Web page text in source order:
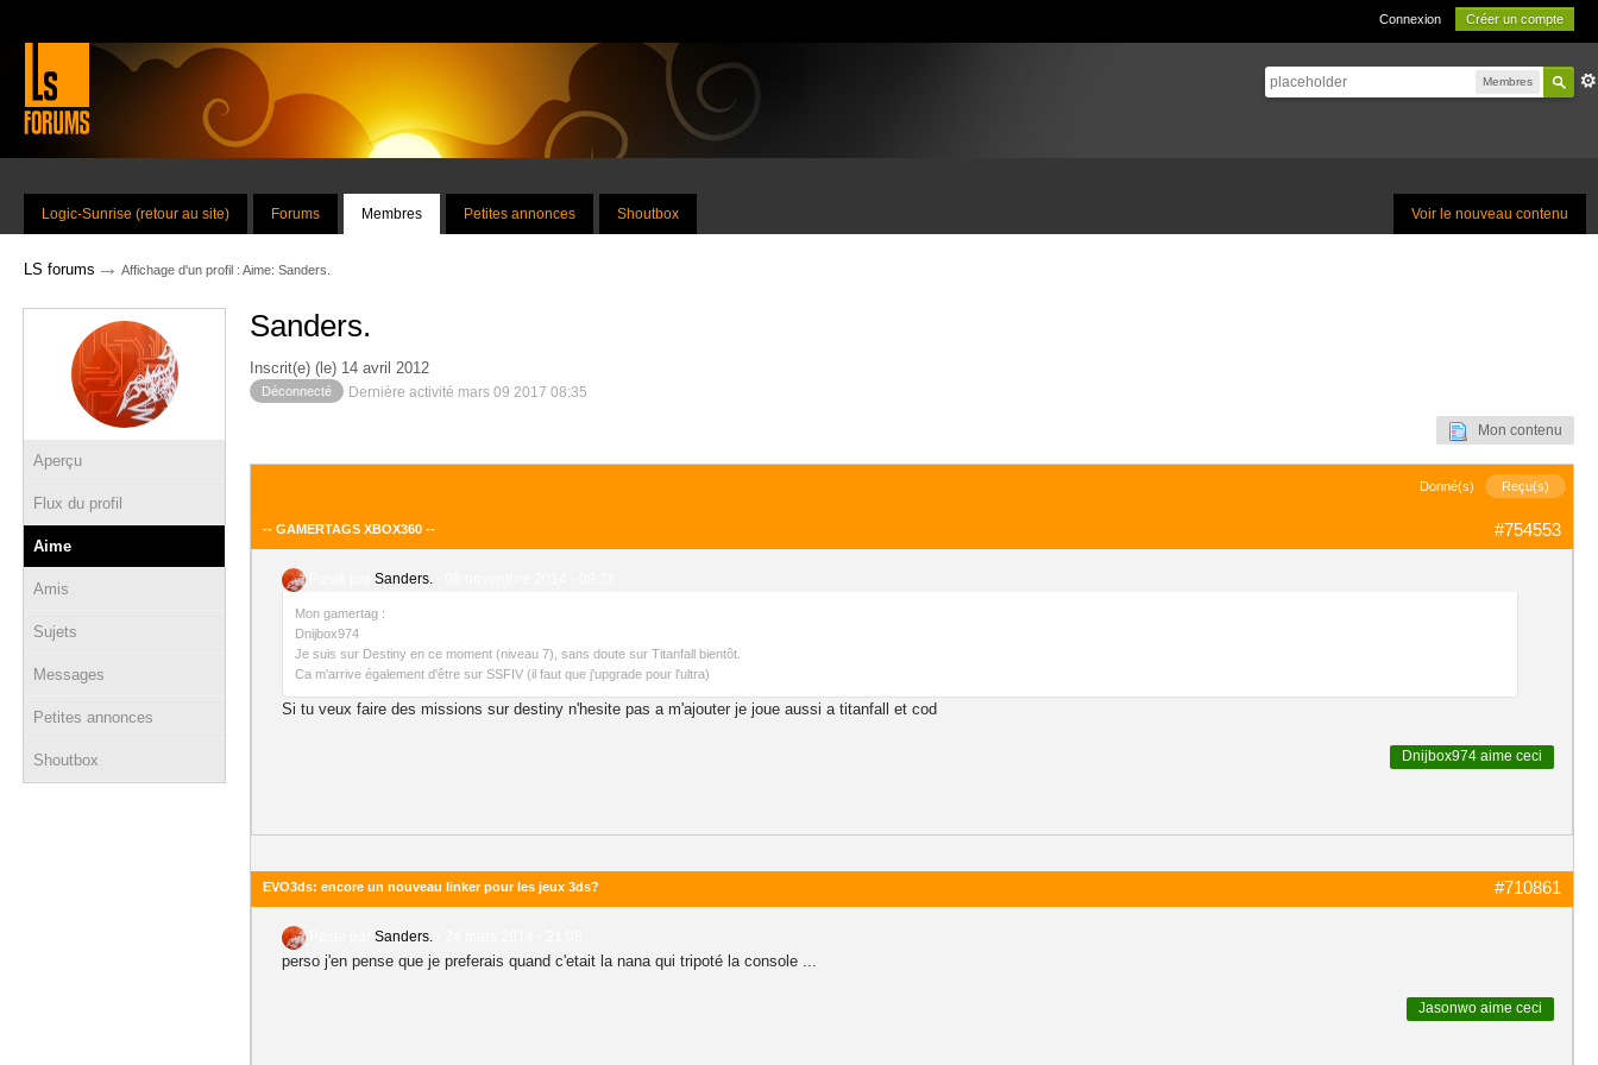
Connexion Créer un compte
Membres
Voir le nouveau contenu
Logic-Sunrise (retour au site) Forums Membres Petites annonces Shoutbox
LS forums → Affichage d'un profil : Aime: Sanders.
Aperçu
Flux du profil
Aime
Amis
Sujets
Messages
Petites annonces
Shoutbox
Sanders.
Inscrit(e) (le) 14 avril 2012
Déconnecté Dernière activité mars 09 2017 08:35
Mon contenu
Donné(s) Reçu(s)
#754553
-- GAMERTAGS XBOX360 --
Sanders.
Mon gamertag :
Dnijbox974
Je suis sur Destiny en ce moment (niveau 7), sans doute sur Titanfall bientôt.
Ca m'arrive également d'être sur SSFIV (il faut que j'upgrade pour l'ultra)
Si tu veux faire des missions sur destiny n'hesite pas a m'ajouter je joue aussi a titanfall et cod
Dnijbox974 aime ceci
#710861
EVO3ds: encore un nouveau linker pour les jeux 3ds?
Sanders.
perso j'en pense que je preferais quand c'etait la nana qui tripoté la console ...
Jasonwo aime ceci